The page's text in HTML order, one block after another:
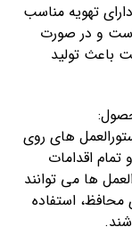
تهویه مناسب
و در صورت
باعث تولید
های روی
اقدامات
ها می توانند
محافظ، استفاده